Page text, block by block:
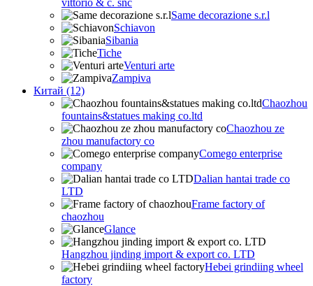
vittorio & c. snc
Same decorazione s.r.l
Schiavon
Sibania
Tiche
Venturi arte
Zampiva
Китай (12)
Chaozhou
fountains&statues making co.ltd
Chaozhou ze
zhou manufactory co
Comego enterprise
company
Dalian hantai trade co
LTD
Frame factory of
chaozhou
Glance
Hangzhou jinding import & export co. LTD
Hebei grindiing wheel
factory